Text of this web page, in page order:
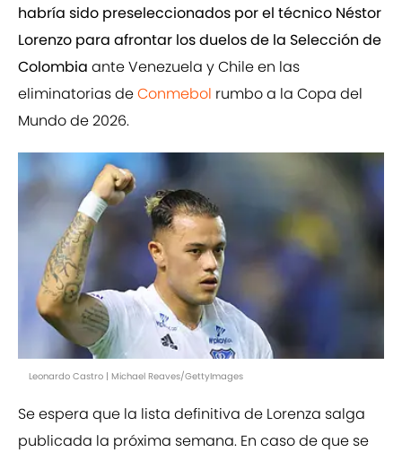
habría sido preseleccionados por el técnico Néstor
Lorenzo para afrontar los duelos de la Selección de
Colombia ante Venezuela y Chile en las
eliminatorias deConmebol rumbo a la Copa del
Mundo de 2026.
Leonardo Castro | Michael Reaves/GettyImages
Se espera que la lista definitiva de Lorenza salga
publicada la próxima semana. En caso de que se